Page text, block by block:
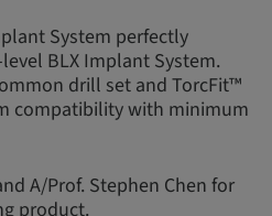
System perfectly
BLX Implant System.
drill set and TorcFit™
compatibility with minimum
A/Prof. Stephen Chen for
product.